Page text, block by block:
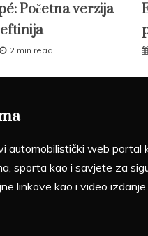
Početna verzija
2 min read
automobilistički web portal
sporta kao i savjete za
linkove kao i video izdanje.